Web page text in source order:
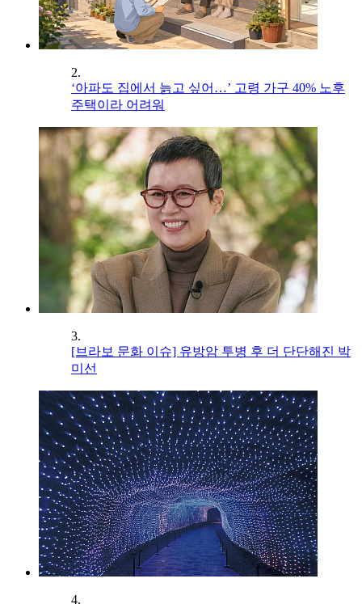
2.
‘아파도 집에서 늙고 싶어…’ 고령 가구 40% 노후
주택이라 어려워
3.
[브라보 문화 이슈] 유방암 투병 후 더 단단해진 박
미선
4.